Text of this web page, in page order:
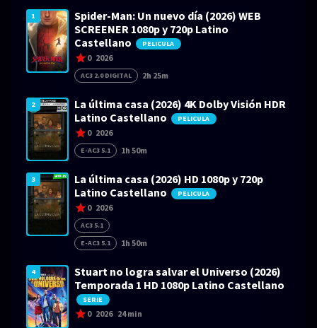
1
Spider-Man: Un nuevo día (2026) WEB
SCREENER 1080p y 720p Latino
Castellano
PELICULA
0 2026
AC3 2.0 DIGITAL 2h 25m
2
La última casa (2026) 4K Dolby Visión HDR
Latino Castellano
PELICULA
0 2026
E-AC3 5.1 1h 50m
3
La última casa (2026) HD 1080p y 720p
Latino Castellano
PELICULA
0 2026
AC3 5.1
E-AC3 5.1
1h 50m
4
Stuart no logra salvar el Universo (2026)
Temporada 1 HD 1080p Latino Castellano
SERIE
0 2026 24 min